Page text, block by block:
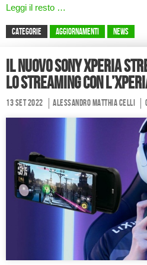
Leggi il resto …
CATEGORIE Aggiornamenti News
Il nuovo Sony Xperia
lo streaming con
13 Set 2022 Alessandro Matthia Celli